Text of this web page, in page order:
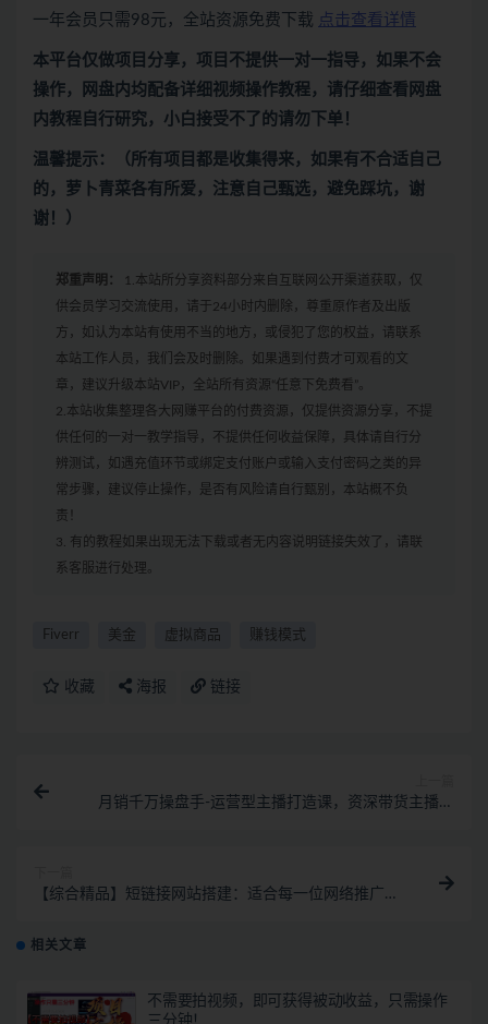
一年会员只需98元，全站资源免费下载 点击查看详情
本平台仅做项目分享，项目不提供一对一指导，如果不会
操作，网盘内均配备详细视频操作教程，请仔细查看网盘
内教程自行研究，小白接受不了的请勿下单！
温馨提示：（所有项目都是收集得来，如果有不合适自己
的，萝卜青菜各有所爱，注意自己甄选，避免踩坑，谢
谢！）
郑重声明：
1.本站所分享资料部分来自互联网公开渠道获取，仅
供会员学习交流使用，请于24小时内删除，尊重原作者及出版
方，如认为本站有使用不当的地方，或侵犯了您的权益，请联系
本站工作人员，我们会及时删除。如果遇到付费才可观看的文
章，建议升级本站VIP，全站所有资源“任意下免费看”。
2.本站收集整理各大网赚平台的付费资源，仅提供资源分享，不提
供任何的一对一教学指导，不提供任何收益保障，具体请自行分
辨测试，如遇充值环节或绑定支付账户或输入支付密码之类的异
常步骤，建议停止操作，是否有风险请自行甄别，本站概不负
责！
3. 有的教程如果出现无法下载或者无内容说明链接失效了，请联
系客服进行处理。
Fiverr 美金 虚拟商品 赚钱模式
收藏 海报 链接
月销千万操盘手-运营型主播打造课，资深带货主播精
【综合精品】短链接网站搭建：适合每一位网络推广用
相关文章
不需要拍视频，即可获得被动收益，只需操作
三分钟！